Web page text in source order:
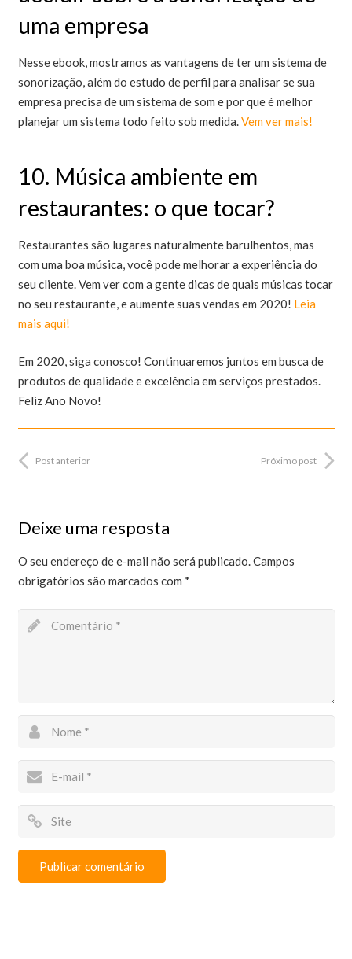
uma empresa
Nesse ebook, mostramos as vantagens de ter um sistema de
sonorização, além do estudo de perfil para analisar se sua
empresa precisa de um sistema de som e por que é melhor
planejar um sistema todo feito sob medida.Vem ver mais!
10. Música ambiente em
restaurantes: o que tocar?
Restaurantes são lugares naturalmente barulhentos, mas
com uma boa música, você pode melhorar a experiência do
seu cliente. Vem ver com a gente dicas de quais músicas tocar
no seu restaurante, e aumente suas vendas em 2020! Leia
mais aqui!
Em 2020, siga conosco! Continuaremos juntos em busca de
produtos de qualidade e excelência em serviços prestados.
Feliz Ano Novo!
Post anterior Próximo post
Deixe uma resposta
O seu endereço de e-mail não será publicado.Campos
obrigatórios são marcados com *